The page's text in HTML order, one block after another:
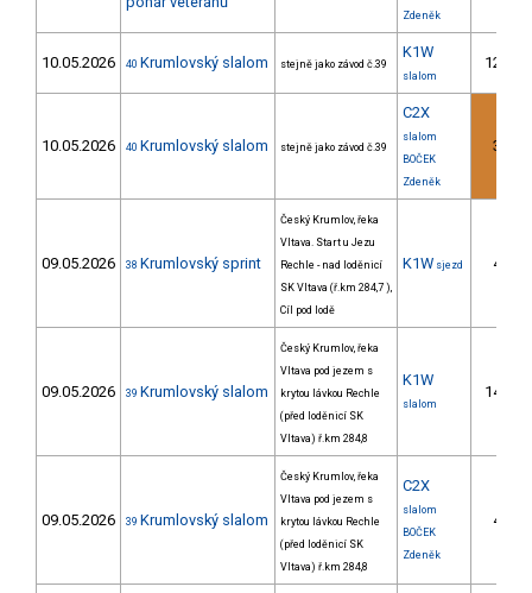
Zdeněk
10.05.2026 40 Krumlovský slalom stejně jako závod č.39
K1W
slalom
12.
10.05.2026 40 Krumlovský slalom stejně jako závod č.39
C2X
slalom
BOČEK
Zdeněk
3.
09.05.2026 38 Krumlovský sprint
Český Krumlov, řeka
Vltava. Start u Jezu
Rechle - nad loděnicí
SK Vltava (ř.km 284,7 ),
Cíl pod lodě
K1W sjezd 4.
09.05.2026 39 Krumlovský slalom
Český Krumlov, řeka
Vltava pod jezem s
krytou lávkou Rechle
(před loděnicí SK
Vltava) ř.km 284,8
K1W
slalom
14.
09.05.2026 39 Krumlovský slalom
Český Krumlov, řeka
Vltava pod jezem s
krytou lávkou Rechle
(před loděnicí SK
Vltava) ř.km 284,8
C2X
slalom
BOČEK
Zdeněk
4.